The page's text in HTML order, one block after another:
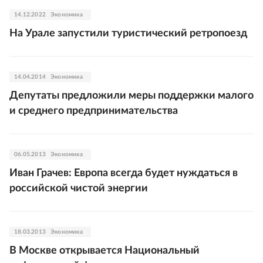
14.12.2022 Экономика
На Урале запустили туристический ретропоезд
14.04.2014 Экономика
Депутаты предложили меры поддержки малого
и среднего предпринимательства
06.05.2013 Экономика
Иван Грачев: Европа всегда будет нуждаться в
российской чистой энергии
18.03.2013 Экономика
В Москве открывается Национальный